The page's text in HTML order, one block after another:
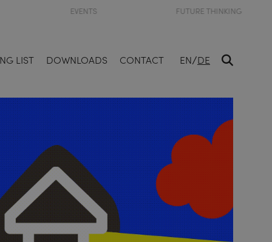
EVENTS FUTURE THINKING
LIST DOWNLOADS CONTACT EN/DE